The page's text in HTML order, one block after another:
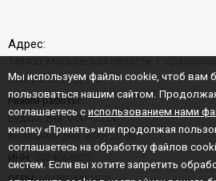
Адрес:
Центральная д. 6"Б"
Режим работы:
Будние дни: 9:00–22:00
Выходные дни: 9:00–20:00
ИНН:
Мы используем файлы cookie, чтоб вам
пользоваться нашим сайтом.
соглашаетесь с использованием нами
кнопку «Принять» или продолжая
соглашаетесь на обработку файлов
систем. Если вы хотите запретить